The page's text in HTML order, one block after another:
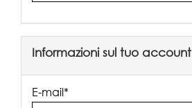
Informazioni sul tuo account
E-mail*